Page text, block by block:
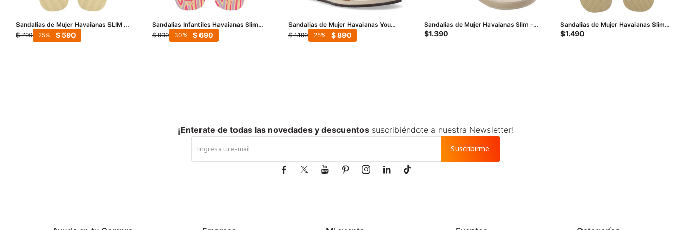
Sandalias de Mujer Havaianas SLIM -
Beige
$ 790 $ 590
25
Sandalias Infantiles Havaianas Slim
Disney - Beige
$ 990 $690
30
Sandalias de Mujer Havaianas You
Angra - Beige Arena
$ 1.190 $ 890
25
Sandalias de Mujer Havaianas Slim -
Beige
$1.390
Sandalias de Mujer Havaianas Slim
GLitter II - Beige Arena
$1.490
¡Enterate de todas las novedades y descuentossuscribiéndote a nuestra Newsletter!
Suscribirme
      